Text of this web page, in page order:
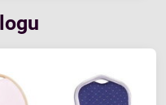
gramážou 210 g/m2, odolný
rám, stohovateľný až 19